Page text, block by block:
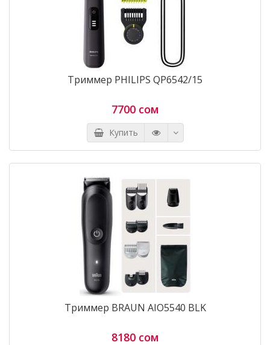
Триммер PHILIPS QP6542/15
7700 сом
Купить
Триммер BRAUN AIO5540 BLK
8180 сом